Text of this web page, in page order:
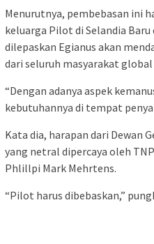
Menurutnya, pembebasan ini
keluarga Pilot di Selandia
dilepaskan Egianus akan
dari seluruh masyarakat
“Dengan adanya aspek
kebutuhannya di tempat
Kata dia, harapan dari Dewan
yang netral dipercaya oleh
Phlillpi Mark Mehrtens.
“Pilot harus dibebaskan,”